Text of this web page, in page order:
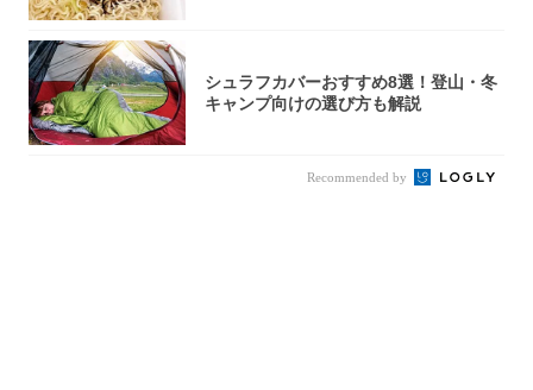
シュラフカバーおすすめ8選！登山・冬
キャンプ向けの選び方も解説
Recommended by